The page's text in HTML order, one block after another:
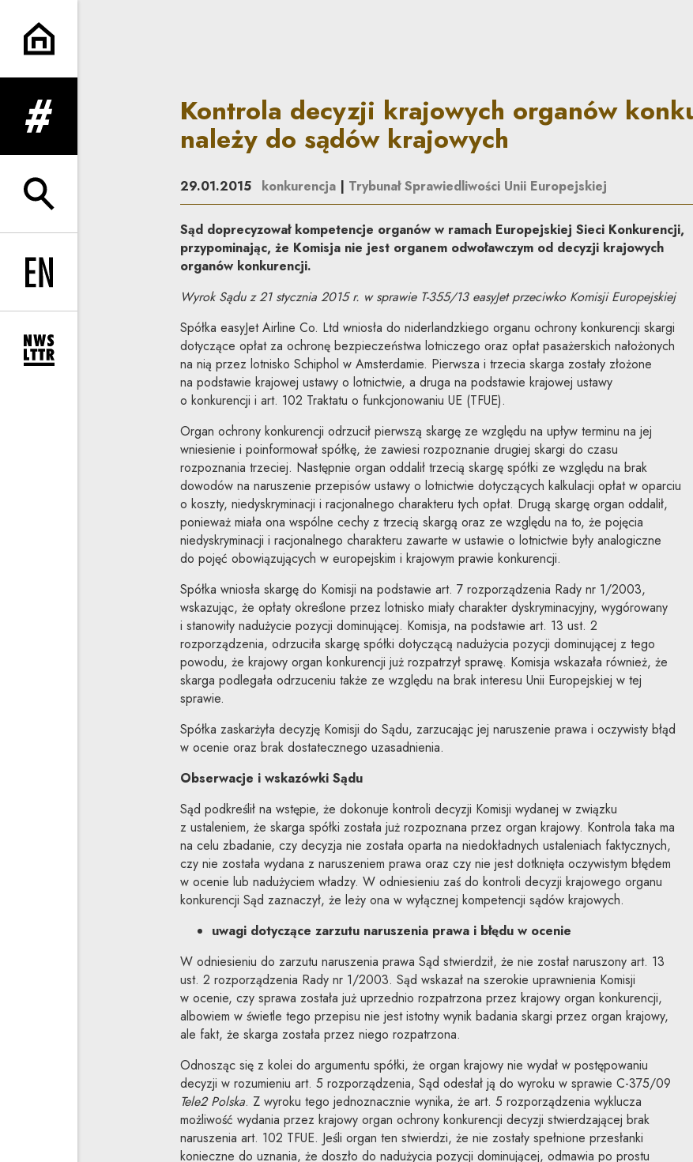
Kontrola decyzji krajowych organów konkurencji należy
rozwiń menu
rozwiń wyszukiwarkę
Change language to EN
rozwiń formularz zapisu na newsletter
Kontrola decyzji krajowych organów
należy do sądów krajowych
29.01.2015 konkurencja| Trybunał Sprawiedliwości Unii Europejskiej
Sąd doprecyzował kompetencje organów w ramach Europejskiej Sieci Konkurencji,
przypominając, że Komisja nie jest organem odwoławczym od decyzji krajowych
organów konkurencji.
Wyrok Sądu z 21 stycznia 2015 r. w sprawie T-355/13 easyJet przeciwko Komisji Europejskiej
Spółka easyJet Airline Co. Ltd wniosła do niderlandzkiego organu ochrony konkurencji skargi
dotyczące opłat za ochronę bezpieczeństwa lotniczego oraz opłat pasażerskich nałożonych
na nią przez lotnisko Schiphol w Amsterdamie. Pierwsza i trzecia skarga zostały złożone
na podstawie krajowej ustawy o lotnictwie, a druga na podstawie krajowej ustawy
o konkurencji i art. 102 Traktatu o funkcjonowaniu UE (TFUE).
Organ ochrony konkurencji odrzucił pierwszą skargę ze względu na upływ terminu na jej
wniesienie i poinformował spółkę, że zawiesi rozpoznanie drugiej skargi do czasu
rozpoznania trzeciej. Następnie organ oddalił trzecią skargę spółki ze względu na brak
dowodów na naruszenie przepisów ustawy o lotnictwie dotyczących kalkulacji opłat w oparciu
o koszty, niedyskryminacji i racjonalnego charakteru tych opłat. Drugą skargę organ oddalił,
ponieważ miała ona wspólne cechy z trzecią skargą oraz ze względu na to, że pojęcia
niedyskryminacji i racjonalnego charakteru zawarte w ustawie o lotnictwie były analogiczne
do pojęć obowiązujących w europejskim i krajowym prawie konkurencji.
Spółka wniosła skargę do Komisji na podstawie art. 7 rozporządzenia Rady nr 1/2003,
wskazując, że opłaty określone przez lotnisko miały charakter dyskryminacyjny, wygórowany
i stanowiły nadużycie pozycji dominującej. Komisja, na podstawie art. 13 ust. 2
rozporządzenia, odrzuciła skargę spółki dotyczącą nadużycia pozycji dominującej z tego
powodu, że krajowy organ konkurencji już rozpatrzył sprawę. Komisja wskazała również, że
skarga podlegała odrzuceniu także ze względu na brak interesu Unii Europejskiej w tej
sprawie.
Spółka zaskarżyła decyzję Komisji do Sądu, zarzucając jej naruszenie prawa i oczywisty błąd
w ocenie oraz brak dostatecznego uzasadnienia.
Obserwacje i wskazówki Sądu
Sąd podkreślił na wstępie, że dokonuje kontroli decyzji Komisji wydanej w związku
z ustaleniem, że skarga spółki została już rozpoznana przez organ krajowy. Kontrola taka ma
na celu zbadanie, czy decyzja nie została oparta na niedokładnych ustaleniach faktycznych,
czy nie została wydana z naruszeniem prawa oraz czy nie jest dotknięta oczywistym błędem
w ocenie lub nadużyciem władzy. W odniesieniu zaś do kontroli decyzji krajowego organu
konkurencji Sąd zaznaczył, że leży ona w wyłącznej kompetencji sądów krajowych.
uwagi dotyczące zarzutu naruszenia prawa i błędu w ocenie
W odniesieniu do zarzutu naruszenia prawa Sąd stwierdził, że nie został naruszony art. 13
ust. 2 rozporządzenia Rady nr 1/2003. Sąd wskazał na szerokie uprawnienia Komisji
w ocenie, czy sprawa została już uprzednio rozpatrzona przez krajowy organ konkurencji,
albowiem w świetle tego przepisu nie jest istotny wynik badania skargi przez organ krajowy,
ale fakt, że skarga została przez niego rozpatrzona.
Odnosząc się z kolei do argumentu spółki, że organ krajowy nie wydał w postępowaniu
decyzji w rozumieniu art. 5 rozporządzenia, Sąd odesłał ją do wyroku w sprawie C-375/09
Tele2 Polska. Z wyroku tego jednoznacznie wynika, że art. 5 rozporządzenia wyklucza
możliwość wydania przez krajowy organ ochrony konkurencji decyzji stwierdzającej brak
naruszenia art. 102 TFUE. Jeśli organ ten stwierdzi, że nie zostały spełnione przesłanki
konieczne do uznania, że doszło do nadużycia pozycji dominującej, odmawia po prostu